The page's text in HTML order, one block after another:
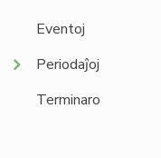
Eventoj
Periodaĵoj
Terminaro